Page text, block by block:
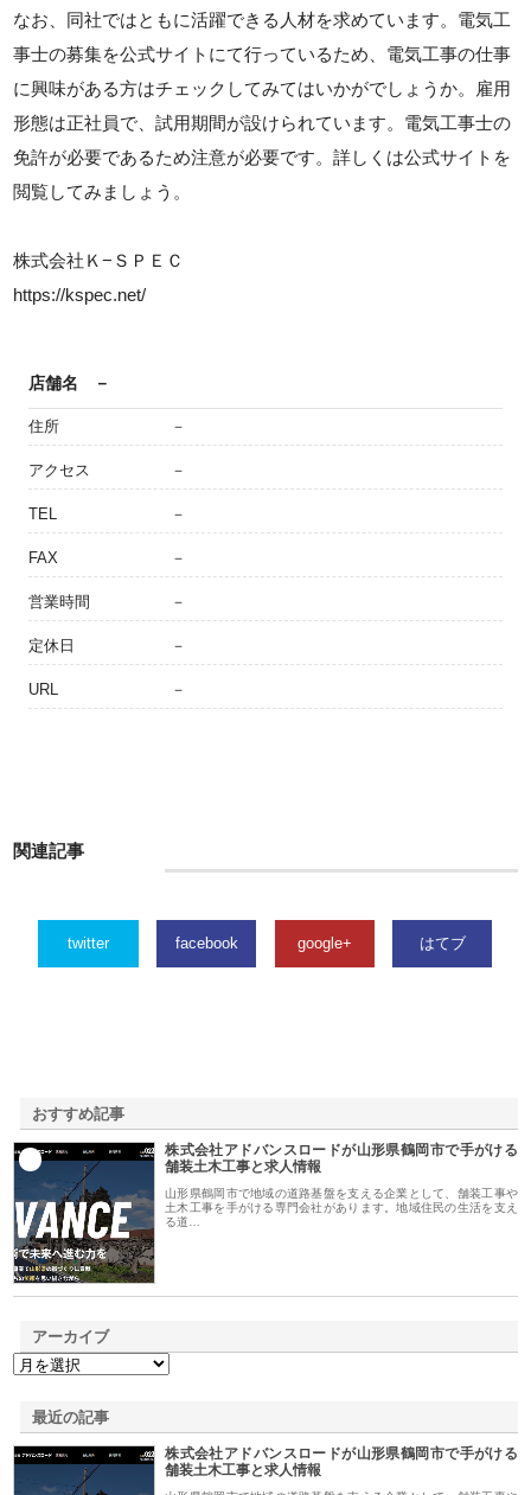
なお、同社ではともに活躍できる人材を求めています。電気工
事士の募集を公式サイトにて行っているため、電気工事の仕事
に興味がある方はチェックしてみてはいかがでしょうか。雇用
形態は正社員で、試用期間が設けられています。電気工事士の
免許が必要であるため注意が必要です。詳しくは公式サイトを
閲覧してみましょう。
株式会社Ｋ−ＳＰＥＣ
https://kspec.net/
店舗名 －
住所 －
アクセス －
TEL －
FAX －
営業時間 －
定休日 －
URL －
関連記事
twitter facebook google+ はてブ
おすすめ記事
株式会社アドバンスロードが山形県鶴岡市で手がける
舗装土木工事と求人情報
山形県鶴岡市で地域の道路基盤を支える企業として、舗装工事や
土木工事を手がける専門会社があります。地域住民の生活を支え
る道…
アーカイブ
最近の記事
株式会社アドバンスロードが山形県鶴岡市で手がける
舗装土木工事と求人情報